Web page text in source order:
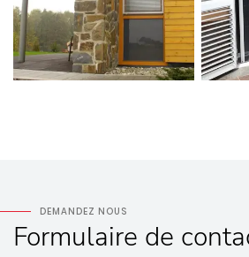
DEMANDEZ NOUS
Formulaire de